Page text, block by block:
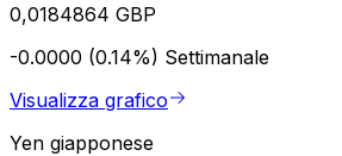
0,0184864 GBP
-0.0000 (0.14%) Settimanale
Visualizza grafico
Yen giapponese